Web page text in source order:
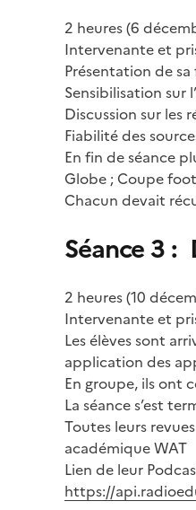
2 heures (6
Intervenante et
Présentation de
Sensibilisation
Discussion sur les
Fiabilité des
En fin de séance
Globe ; Coupe foot
Chacun devait
Séance 3 :
2 heures (10
Intervenante et
Les élèves sont
application des
En groupe, ils ont
La séance s’est
Toutes leurs
académique WAT
Lien de leur
https://